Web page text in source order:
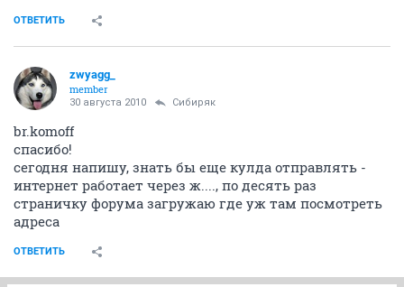
ОТВЕТИТЬ
zwyagg_
member
30 августа 2010 Сибиряк
br.komoff
спасибо!
сегодня напишу, знать бы еще кулда отправлять -
интернет работает через ж...., по десять раз
страничку форума загружаю где уж там посмотреть
адреса
ОТВЕТИТЬ